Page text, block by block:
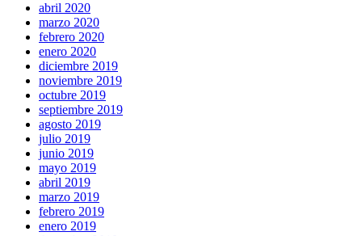
abril 2020
marzo 2020
febrero 2020
enero 2020
diciembre 2019
noviembre 2019
octubre 2019
septiembre 2019
agosto 2019
julio 2019
junio 2019
mayo 2019
abril 2019
marzo 2019
febrero 2019
enero 2019